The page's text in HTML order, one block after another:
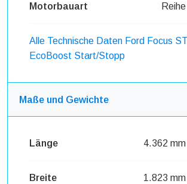
Motorbauart Reihe
Alle Technische Daten Ford Focus
EcoBoost Start/Stopp
Maße und Gewichte
Länge 4.362 mm
Breite 1.823 mm